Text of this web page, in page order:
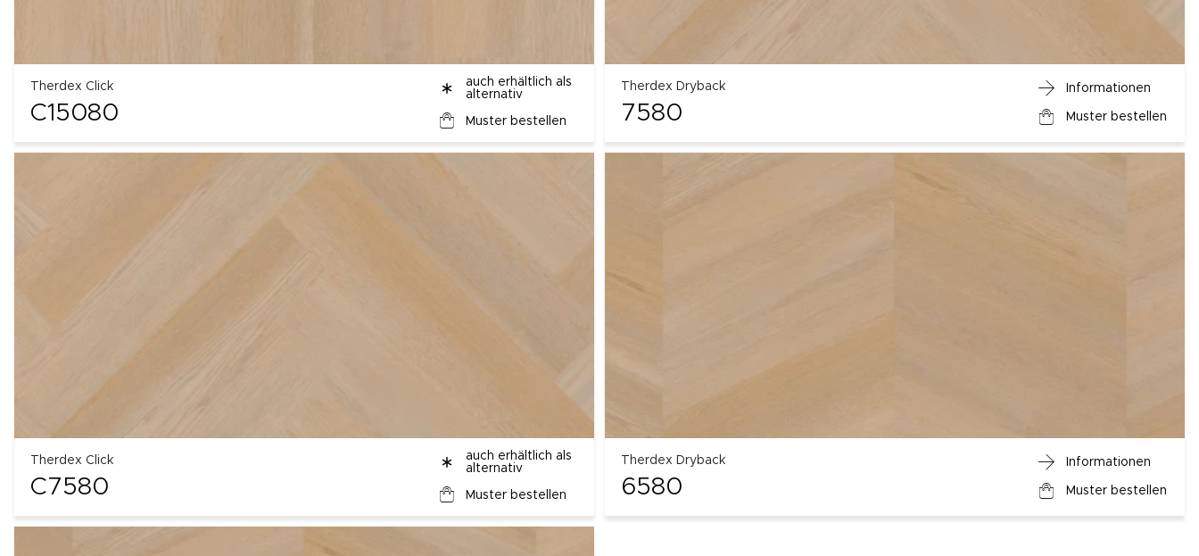
Therdex Click
C15080
auch erhältlich als
alternativ
Muster bestellen
Therdex Dryback
7580
Informationen
Muster bestellen
Therdex Click
C7580
auch erhältlich als
alternativ
Muster bestellen
Therdex Dryback
6580
Informationen
Muster bestellen